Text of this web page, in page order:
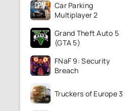
Car Parking
Multiplayer 2
Grand Theft Auto 5
(GTA 5)
FNaF 9: Security
Breach
Truckers of Europe 3